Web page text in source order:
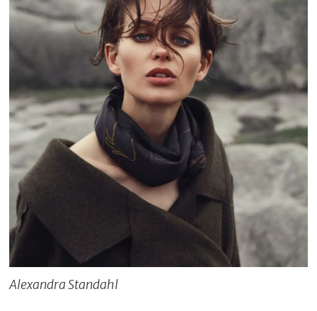
Alexandra Standahl